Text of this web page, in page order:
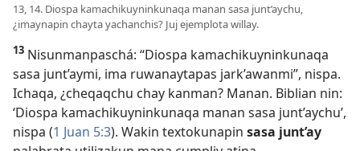
13, 14. Diospa kamachikuyninkunaqa manan sasa junt’aychu,
¿imaynapin chayta yachanchis? Juj ejemplota willay.
13 Nisunmanpaschá: “Diospa kamachikuyninkunaqa
sasa junt’aymi, ima ruwanaytapas jark’awanmi”, nispa.
Ichaqa, ¿cheqaqchu chay kanman? Manan. Biblian nin:
‘Diospa kamachikuyninkunaqa manan sasa junt’aychu’,
nispa (1 Juan 5:3). Wakin textokunapin sasa junt’ay